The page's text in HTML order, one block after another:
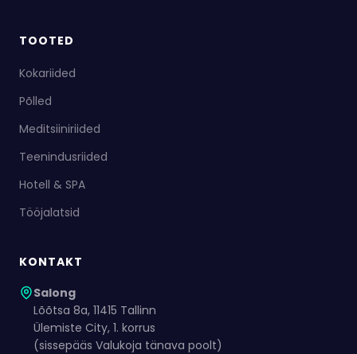
TOOTED
Kokariided
Põlled
Meditsiiniriided
Teenindusriided
Hotell & SPA
Tööjalatsid
KONTAKT
Salong
Lõõtsa 8a, 11415 Tallinn
Ülemiste City, 1. korrus
(sissepääs Valukoja tänava poolt)